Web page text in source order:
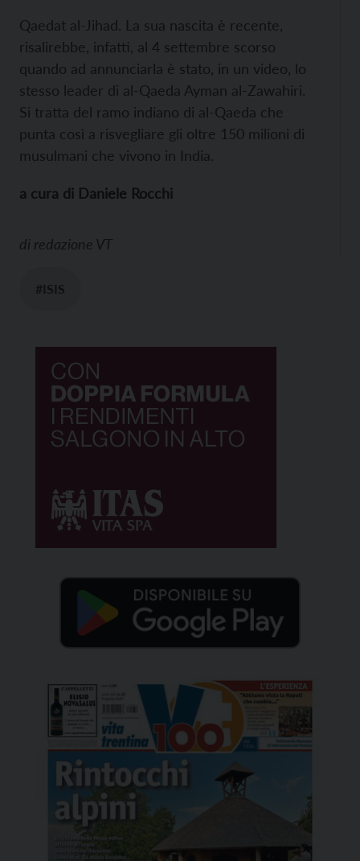
Qaedat al-Jihad. La sua nascita è recente,
risalirebbe, infatti, al 4 settembre scorso
quando ad annunciarla è stato, in un video, lo
stesso leader di al-Qaeda Ayman al-Zawahiri.
Si tratta del ramo indiano di al-Qaeda che
punta così a risvegliare gli oltre 150 milioni di
musulmani che vivono in India.
a cura di Daniele Rocchi
di redazione VT
#ISIS